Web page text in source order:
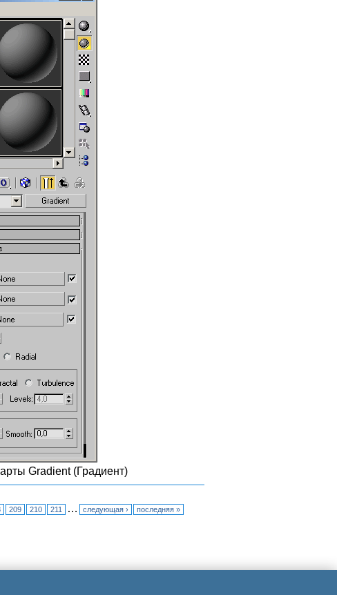
Gradient (Градиент)
209 210 211 … следующая › последняя »